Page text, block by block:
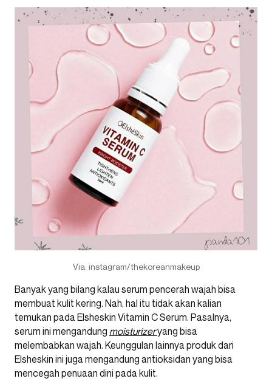
Via: instagram/thekoreanmakeup
Banyak yang bilang kalau serum pencerah wajah bisa
membuat kulit kering. Nah, hal itu tidak akan kalian
temukan pada Elsheskin Vitamin C Serum. Pasalnya,
serum ini mengandung moisturizeryang bisa
melembabkan wajah. Keunggulan lainnya produk dari
Elsheskin ini juga mengandung antioksidan yang bisa
mencegah penuaan dini pada kulit.